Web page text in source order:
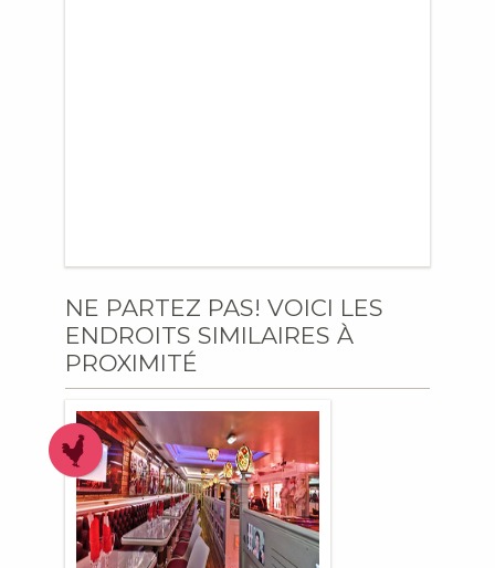
NE PARTEZ PAS! VOICI LES
ENDROITS SIMILAIRES À
PROXIMITÉ